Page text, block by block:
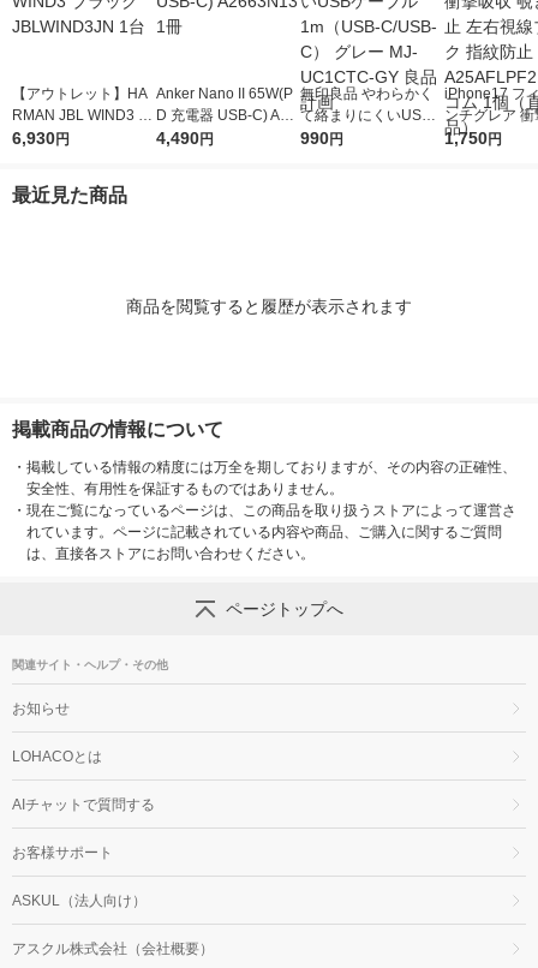
【アウトレット】HA
RMAN JBL WIND3 ブ
ラック JBLWIND3JN
6,930円
Anker Nano II 65W(P
D 充電器 USB-C) A26
63N13 1冊
4,490円
無印良品 やわらかく
て絡まりにくいUSB
ケーブル1m（USB-C/
990円
iPhone17 フ
ンチグレア
覗き見防止 左
1,750円
最近見た商品
商品を閲覧すると履歴が表示されます
掲載商品の情報について
・ 掲載している情報の精度には万全を期しておりますが、その内容の正確性、
安全性、有用性を保証するものではありません。
・ 現在ご覧になっているページは、この商品を取り扱うストアによって運営さ
れています。ページに記載されている内容や商品、ご購入に関するご質問
は、直接各ストアにお問い合わせください。
ページトップへ
関連サイト・ヘルプ・その他
お知らせ
LOHACOとは
AIチャットで質問する
お客様サポート
ASKUL（法人向け）
アスクル株式会社（会社概要）